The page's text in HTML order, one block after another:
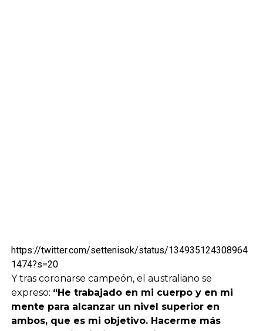
https://twitter.com/settenisok/status/134935124308964
1474?s=20
Y tras coronarse campeón, el australiano se
expreso: “He trabajado en mi cuerpo y en mi
mente para alcanzar un nivel superior en
ambos, que es mi objetivo. Hacerme más